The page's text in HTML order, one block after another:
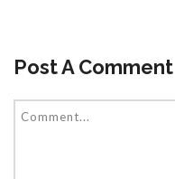
Post A Comment